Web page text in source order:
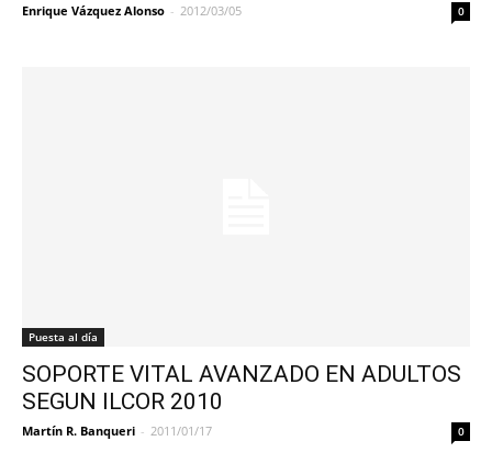
Enrique Vázquez Alonso - 2012/03/05 0
Puesta al día
SOPORTE VITAL AVANZADO EN ADULTOS
SEGUN ILCOR 2010
Martín R. Banqueri - 2011/01/17 0